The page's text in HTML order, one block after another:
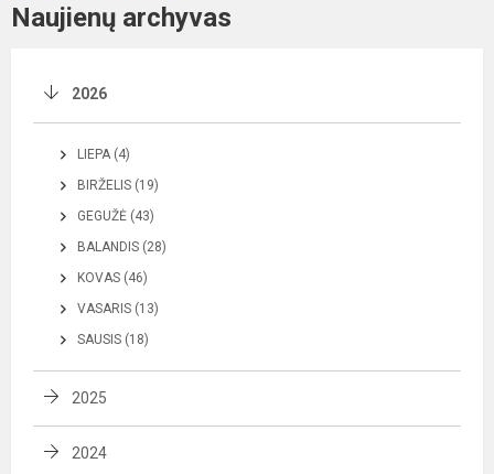
Naujienų archyvas
2026
LIEPA (4)
BIRŽELIS (19)
GEGUŽĖ (43)
BALANDIS (28)
KOVAS (46)
VASARIS (13)
SAUSIS (18)
2025
2024